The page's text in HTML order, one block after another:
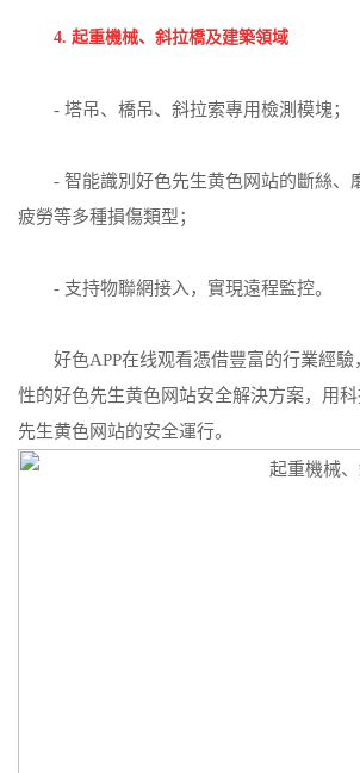
4. 起重機械、斜拉橋及建築領域
- 塔吊、橋吊、斜拉索專用檢測模塊；
- 智能識別好色先生黄色网站的斷絲、
疲勞等多種損傷類型；
- 支持物聯網接入，實現遠程監控。
好色APP在线观看憑借豐富的行業經驗
性的好色先生黄色网站安全解決方案，用
先生黄色网站的安全運行。